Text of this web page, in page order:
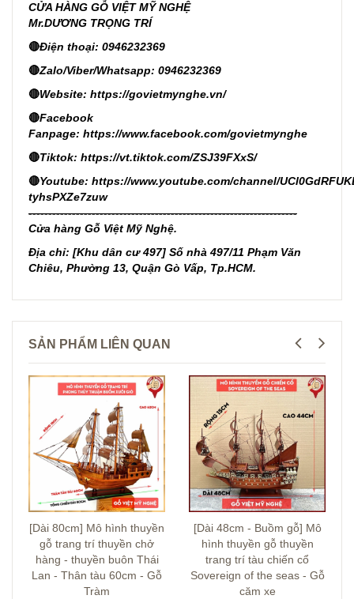
CỬA HÀNG GỖ VIỆT MỸ NGHỆ
Mr.DƯƠNG TRỌNG TRÍ
🔴Điện thoại: 0946232369
🔴Zalo/Viber/Whatsapp: 0946232369
🔴Website: https://govietmynghe.vn/
🔴Facebook
Fanpage: https://www.facebook.com/govietmynghe
🔴Tiktok: https://vt.tiktok.com/ZSJ39FXxS/
🔴Youtube: https://www.youtube.com/channel/
tyhsPXZe7zuw
--------------------------------------------------------------------
Cửa hàng Gỗ Việt Mỹ Nghệ.
Địa chỉ: [Khu dân cư 497] Số nhà 497/11 Phạm Văn
Chiêu, Phường 13, Quận Gò Vấp, Tp.HCM.
SẢN PHẨM LIÊN QUAN
[Dài 80cm] Mô hình thuyền
gỗ trang trí thuyền chở
hàng - thuyền buôn Thái
Lan - Thân tàu 60cm - Gỗ
Tràm
[Dài 48cm - Buồm gỗ] Mô
hình thuyền gỗ thuyền
trang trí tàu chiến cổ
Sovereign of the seas - Gỗ
căm xe